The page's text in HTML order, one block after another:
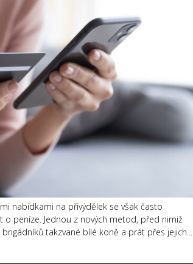
nabídkami na přivýdělek se však často
peníze. Jednou z nových metod, před nimiž
takzvané bílé koně a prát přes jejich...